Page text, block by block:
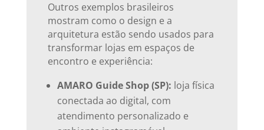
Outros exemplos brasileiros
mostram como o design e a
arquitetura estão sendo usados para
transformar lojas em espaços de
encontro e experiência:
AMARO Guide Shop (SP): loja física
conectada ao digital, com
atendimento personalizado e